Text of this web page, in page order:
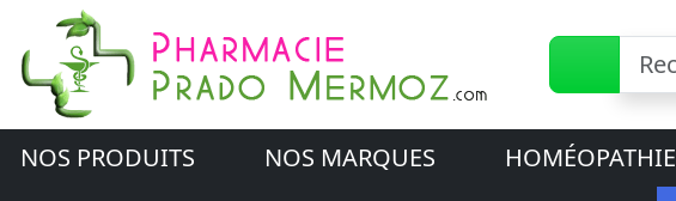
NOS PRODUITS NOS MARQUES
HOMÉOPATHIE